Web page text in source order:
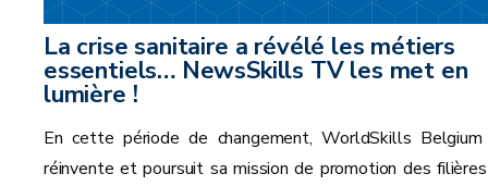
La crise sanitaire a révélé les métiers
essentiels… NewsSkills TV les met en
lumière !
En cette période de changement, WorldSkills
réinvente et poursuit sa mission de promotion des